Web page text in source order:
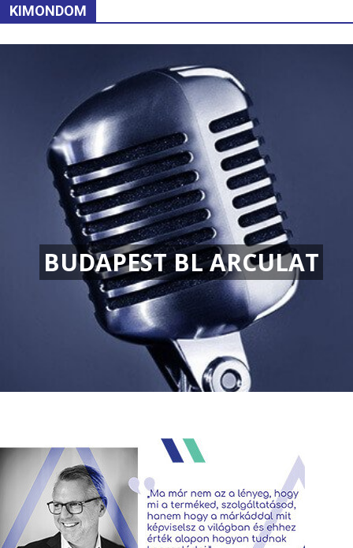
KIMONDOM
BUDAPEST BL ARCULAT